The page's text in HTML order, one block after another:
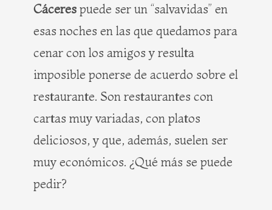
Cáceres puede ser un “salvavidas” en
esas noches en las que quedamos para
cenar con los amigos y resulta
imposible ponerse de acuerdo sobre el
restaurante. Son restaurantes con
cartas muy variadas, con platos
deliciosos, y que, además, suelen ser
muy económicos. ¿Qué más se puede
pedir?